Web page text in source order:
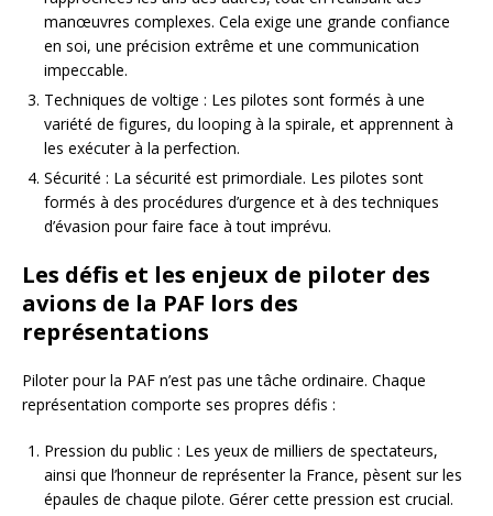
manœuvres complexes. Cela exige une grande confiance
en soi, une précision extrême et une communication
impeccable.
Techniques de voltige : Les pilotes sont formés à une
variété de figures, du looping à la spirale, et apprennent à
les exécuter à la perfection.
Sécurité : La sécurité est primordiale. Les pilotes sont
formés à des procédures d’urgence et à des techniques
d’évasion pour faire face à tout imprévu.
Les défis et les enjeux de piloter des
avions de la PAF lors des
représentations
Piloter pour la PAF n’est pas une tâche ordinaire. Chaque
représentation comporte ses propres défis :
Pression du public : Les yeux de milliers de spectateurs,
ainsi que l’honneur de représenter la France, pèsent sur les
épaules de chaque pilote. Gérer cette pression est crucial.